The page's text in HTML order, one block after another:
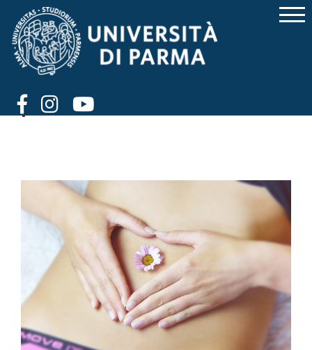
Tumore “intimo” sempre più
diffuso: parliamone e
preveniamolo – Goal 3